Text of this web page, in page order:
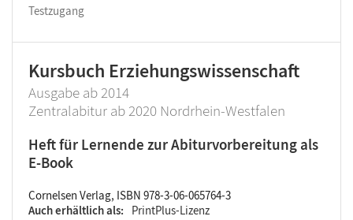
Testzugang
Kursbuch Erziehungswissenschaft
Ausgabe ab 2014
Zentralabitur ab 2020 Nordrhein-Westfalen
Heft für Lernende zur Abiturvorbereitung als
E-Book
Cornelsen Verlag, ISBN 978-3-06-065764-3
Auch erhältlich als
PrintPlus-Lizenz